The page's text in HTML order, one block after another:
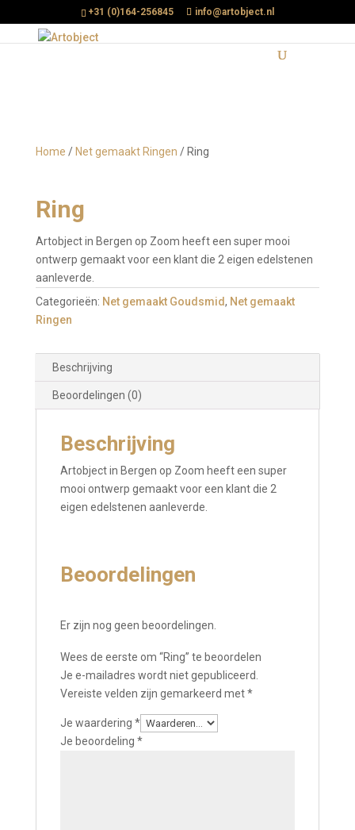
+31 (0)164-256845 info@artobject.nl
Home / Net gemaakt Ringen / Ring
Ring
Artobject in Bergen op Zoom heeft een super mooi
ontwerp gemaakt voor een klant die 2 eigen edelstenen
aanleverde.
Categorieën: Net gemaakt Goudsmid, Net gemaakt
Ringen
Beschrijving
Beoordelingen (0)
Beschrijving
Artobject in Bergen op Zoom heeft een super
mooi ontwerp gemaakt voor een klant die 2
eigen edelstenen aanleverde.
Beoordelingen
Er zijn nog geen beoordelingen.
Wees de eerste om “Ring” te beoordelen
Je e-mailadres wordt niet gepubliceerd.
Vereiste velden zijn gemarkeerd met*
Je waardering *
Je beoordeling *